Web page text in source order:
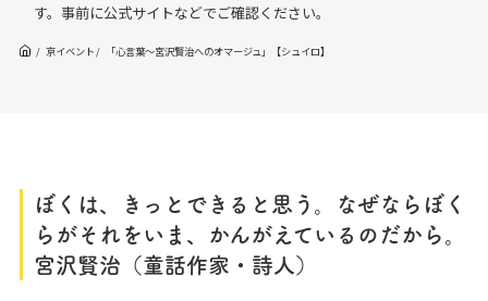
す。事前に公式サイトなどでご確認ください。
京イベント 「心言葉〜宮沢賢治へのオマージュ」【シュイロ】
ぼくは、きっとできると思う。なぜならぼく
らがそれをいま、かんがえているのだから。
宮沢賢治（童話作家・詩人）